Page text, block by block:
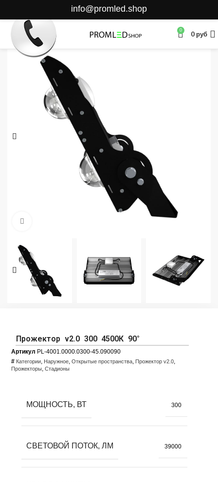
info@promled.shop
0 0руб
Прожектор v2.0 300 4500К 90°
Артикул PL-4001.0000.0300-45.090090
# Категории, Наружное, Открытые пространства, Прожектор v2.0,
Прожекторы, Стадионы
МОЩНОСТЬ, ВТ 300
СВЕТОВОЙ ПОТОК, ЛМ 39000